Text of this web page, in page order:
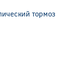
тормоз